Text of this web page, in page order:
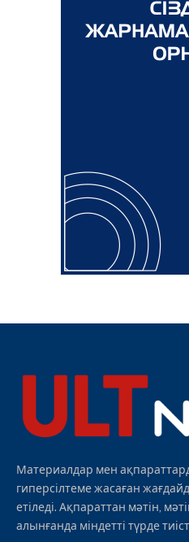
Материалдар мен
гиперсілтеме жасаған
етіледі. Ақпараттан мәтін,
алынғанда міндетті түрде